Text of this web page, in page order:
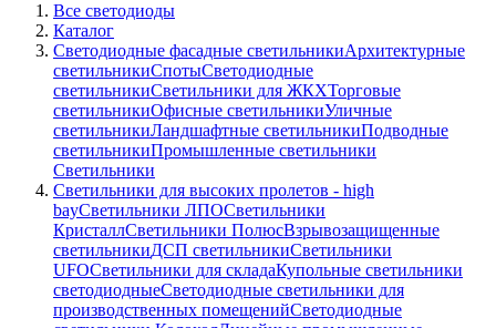
Все светодиоды
Каталог
Светодиодные фасадные светильникиАрхитектурные
светильникиСпотыСветодиодные
светильникиСветильники для ЖКХТорговые
светильникиОфисные светильникиУличные
светильникиЛандшафтные светильникиПодводные
светильникиПромышленные светильники
Светильники
Светильники для высоких пролетов - high
bayСветильники ЛПОСветильники
КристаллСветильники ПолюсВзрывозащищенные
светильникиДСП светильникиСветильники
UFOСветильники для складаКупольные светильники
светодиодныеСветодиодные светильники для
производственных помещенийСветодиодные